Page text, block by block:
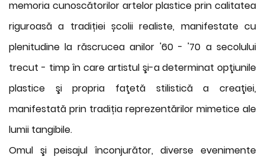
memoria cunoscătorilor artelor plastice prin calitatea
riguroasă a tradiției școlii realiste, manifestate cu
plenitudine la răscrucea anilor '60 - '70 a secolului
trecut - timp în care artistul şi-a determinat opţiunile
plastice şi propria faţetă stilistică a creaţiei,
manifestată prin tradiția reprezentărilor mimetice ale
lumii tangibile.
Omul şi peisajul înconjurător, diverse evenimente